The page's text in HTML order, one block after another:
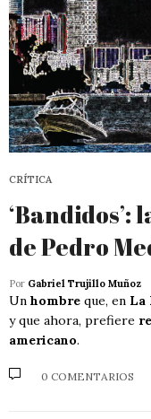
CRÍTICA
de Pedro
Por Gabriel Trujillo Muñoz
Un hombre que, en La
y que ahora, prefiere
americano.
0 COMENTARIOS